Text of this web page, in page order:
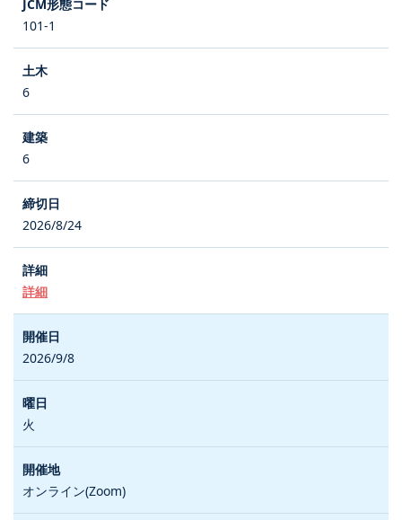
101-1
6
6
2026/8/24
詳細
2026/9/8
火
オンライン(Zoom)